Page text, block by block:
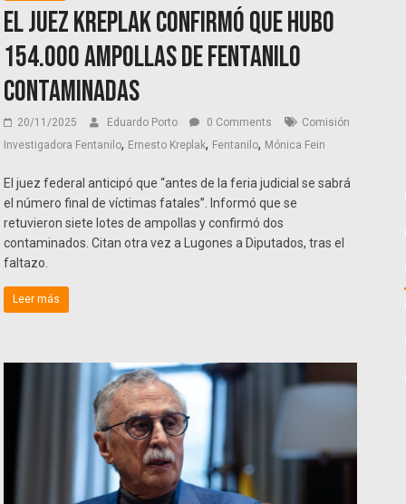
El juez Kreplak confirmó que hubo
154.000 ampollas de fentanilo
contaminadas
20/11/2025 Eduardo Porto 0 Comments
Comisión
Investigadora Fentanilo, Ernesto Kreplak, Fentanilo, Mónica Fein
El juez federal anticipó que “antes de la feria judicial se sabrá
el número final de víctimas fatales”. Informó que se
retuvieron siete lotes de ampollas y confirmó dos
contaminados. Citan otra vez a Lugones a Diputados, tras el
faltazo.
Leer más